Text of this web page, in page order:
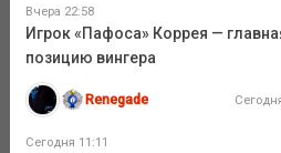
Вчера 22:58
Игрок «Пафоса» Коррея —
позицию вингера
Renegade
Сегодня 11:11